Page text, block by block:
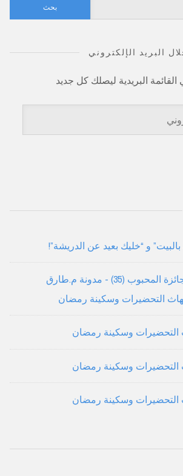
عن:
البريد الإلكتروني
البريدية ليصلك كل جديد
و “خليك بعيد عن الدريشة”!
أنا لم أنساكم: إحياء جائزة المحبوب (35) - مدونة م.طارق
التحضيرات وسكينة رمضان
التحضيرات وسكينة رمضان
التحضيرات وسكينة رمضان
التحضيرات وسكينة رمضان